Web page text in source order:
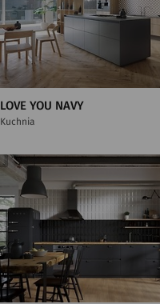
LOVE YOU NAVY
Kuchnia